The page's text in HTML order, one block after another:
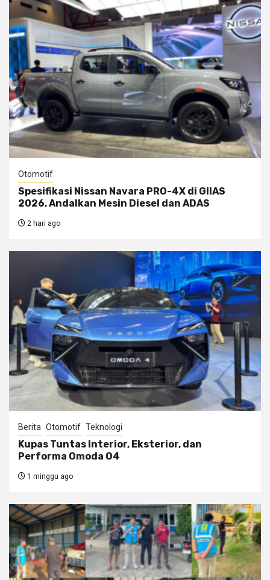
Otomotif
Spesifikasi Nissan Navara PRO-4X di GIIAS
2026, Andalkan Mesin Diesel dan ADAS
2 hari ago
Berita Otomotif Teknologi
Kupas Tuntas Interior, Eksterior, dan
Performa Omoda O4
1 minggu ago